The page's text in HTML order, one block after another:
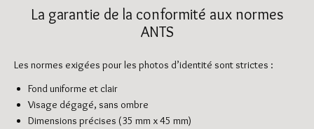
La garantie de la conformité aux normes
ANTS
Les normes exigées pour les photos d’identité sont strictes :
Fond uniforme et clair
Visage dégagé, sans ombre
Dimensions précises (35 mm x 45 mm)